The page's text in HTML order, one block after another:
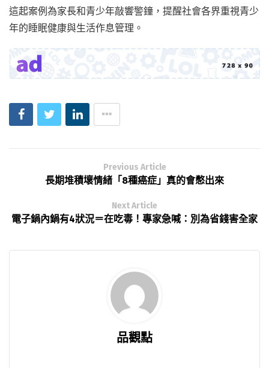
這起案例為家長和青少年敲響警鐘，提醒社會各界重視青少
年的睡眠健康與生活作息管理。
Previous Article
長期堆積壞情緒「8種癌症」真的會憋出來
Next Article
電子鍋內鍋有4狀況＝在吃毒！專家急喊：別為省錢害全家
品觀點